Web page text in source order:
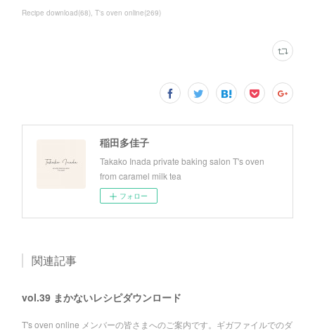
Recipe download(68) T's oven online(269)
稲田多佳子
Takako Inada private baking salon T's oven
from caramel milk tea
フォロー
関連記事
vol.39 まかないレシピダウンロード
T's oven online メンバーの皆さまへのご案内です。ギガファイルでのダ